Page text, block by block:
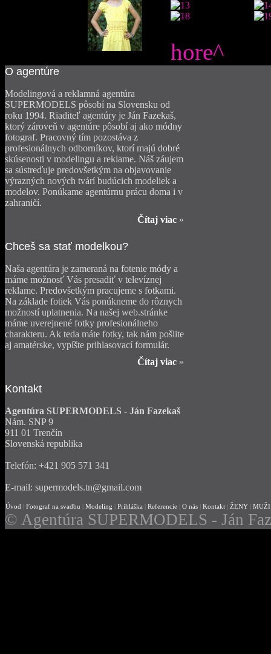
hore^
O agentúre
Modelingová a reklamná agentúra
SUPERMODELS pôsobí na Slovensku od
roku 1994. Riaditeľ agentúry je Ján Fazekaš,
ktorý zároveň v agentúre pôsobí aj ako módny
fotograf. Pracovný tím pozostáva z
profesionálnych odborníkov, ktorí majú dobré
skúsenosti v modelingu a reklame. Náš záujem
sa sústreďuje predovšetkým na objavovanie
výrazných nových tvárí budúcich modeliek a
modelov. Ponúkame agentúrnu prácu doma i v
zahraničí.
Čítaj viac »
Chceš sa stať modelkou?
Naša agentúra je zameraná na fotenie módy a
máme možnosť Vás presadiť v televíznej
reklame. Predovšetkým pracujeme s fotkami.
Na základe fotiek Vás ponúkneme do rôznych
možností uplatnenia. Na našej web.stránke
máme uverejnené fotky profesionálneho
charakteru. Ak teda máte fotky, tak nám pošlite
aj amatérske, vypíšte prihlasovací formulár.
Čítaj viac »
Kontakt
Agentúra SUPERMODELS - Ján Fazekaš
Nám. SNP 9
911 01 Trenčín
Slovenská republika
Telefón: +421 905 571 341
E-mail: supermodels.tn@gmail.com
Úvod | Fotograf na svadbu | Modeling | Prihláška | Referencie | O nás | Kontakt | ŽENY | MUŽI
© Agentúra SUPERMODELS - Ján